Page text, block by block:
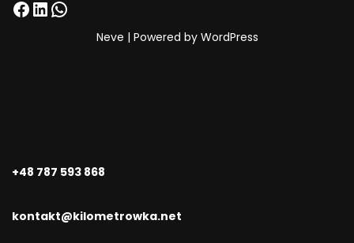
Neve | Powered by WordPress
+48 787 593 868
kontakt@kilometrowka.net